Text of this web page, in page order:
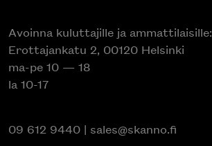
Avoinna kuluttajille ja ammattilaisille:
Erottajankatu 2, 00120 Helsinki
ma-pe 10 — 18
la 10-17
09 612 9440 | sales@skanno.fi